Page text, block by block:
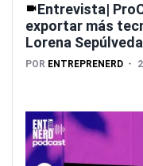
Entrevista|
exportar más
Lorena Sepúlveda
POR ENTREPRENERD